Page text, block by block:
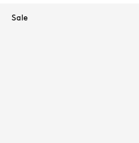
Sale